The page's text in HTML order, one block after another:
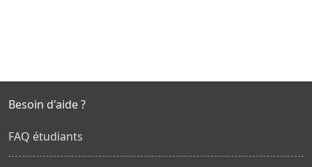
Besoin d'aide ?
FAQ étudiants